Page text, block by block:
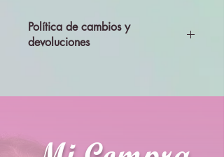
Política de cambios y
devoluciones
aceptará cambios ni devolciones